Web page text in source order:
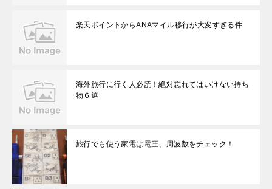
楽天ポイントからANAマイル移行が大変すぎる件
海外旅行に行く人必読！絶対忘れてはいけない持ち
物６選
旅行でも使う家電は電圧、周波数をチェック！